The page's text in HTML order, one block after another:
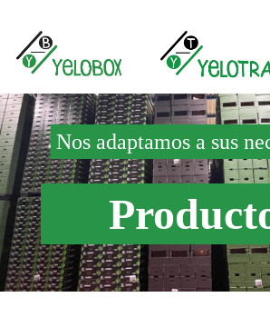
Nos adaptamos a sus